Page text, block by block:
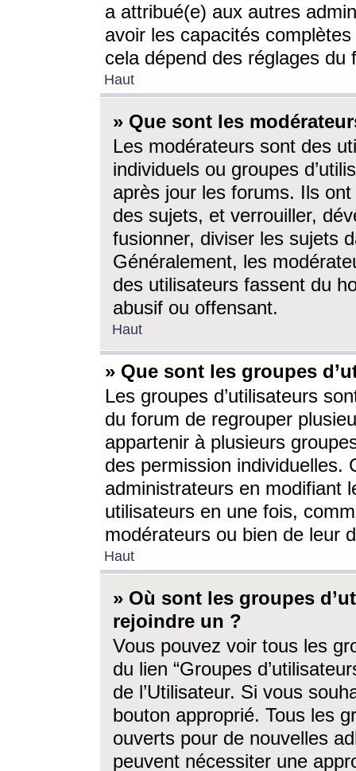
a attribué(e) aux autres
avoir les capacités
cela dépend des réglages du
Haut
» Que sont les
Les modérateurs sont des
individuels ou groupes
après jour les forums. Ils ont
des sujets, et verrouiller,
fusionner, diviser les sujets
Généralement, les
des utilisateurs fassent du
abusif ou offensant.
Haut
» Que sont les groupes
Les groupes d’utilisateurs
du forum de regrouper
appartenir à plusieurs
des permission individuelles.
administrateurs en modifiant
utilisateurs en une fois,
modérateurs ou bien de leur
Haut
» Où sont les groupes
rejoindre un ?
Vous pouvez voir tous les
du lien “Groupes
de l’Utilisateur. Si vous
bouton approprié. Tous les
ouverts pour de nouvelles
peuvent nécessiter une